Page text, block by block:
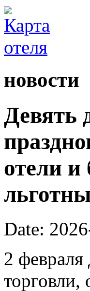
новости
Девять
отели и
Date:
2 февраля